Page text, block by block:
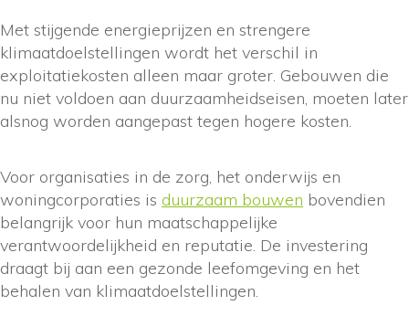
Met stijgende energieprijzen en strengere
klimaatdoelstellingen wordt het verschil in
exploitatiekosten alleen maar groter. Gebouwen die
nu niet voldoen aan duurzaamheidseisen, moeten later
alsnog worden aangepast tegen hogere kosten.
Voor organisaties in de zorg, het onderwijs en
woningcorporaties is duurzaam bouwen bovendien
belangrijk voor hun maatschappelijke
verantwoordelijkheid en reputatie. De investering
draagt bij aan een gezonde leefomgeving en het
behalen van klimaatdoelstellingen.